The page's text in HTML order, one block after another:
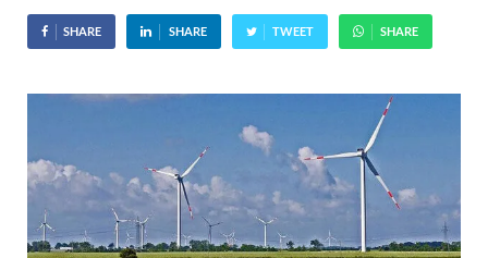
SHARE SHARE TWEET SHARE